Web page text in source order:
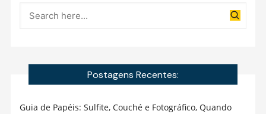
Postagens Recentes:
Guia de Papéis: Sulfite, Couché e Fotográfico, Quando